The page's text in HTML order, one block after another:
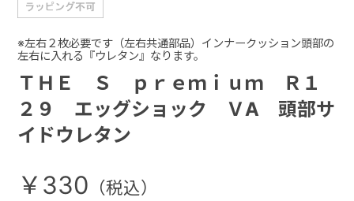
ＴＨＥ Ｓ ｐｒｅｍｉｕｍ Ｒ１
２９ エッグショック ＶA 頭部サ
イドウレタン
※左右２枚必要です（左右共通部品）インナークッション頭部の
左右に入れる『ウレタン』なります。
￥330